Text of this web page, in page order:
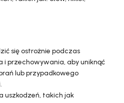
się ostrożnie podczas
i przechowywania, aby uniknąć
lub przypadkowego
uszkodzeń, takich jak